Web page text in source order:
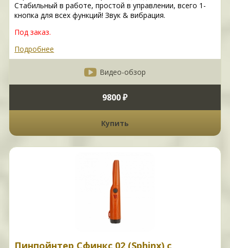
Стабильный в работе, простой в управлении, всего 1-
кнопка для всех функций! Звук & вибрация.
Под заказ.
Подробнее
Видео-обзор
9800 ₽
Купить
Пинпойнтер Сфинкс 02 (Sphinx) с